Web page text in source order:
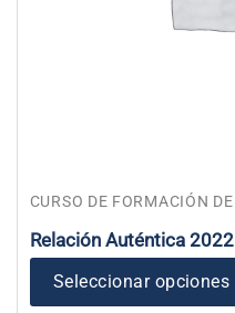
Relación Auténtica 2022
Seleccionar opciones
Este
tiene
variantes.